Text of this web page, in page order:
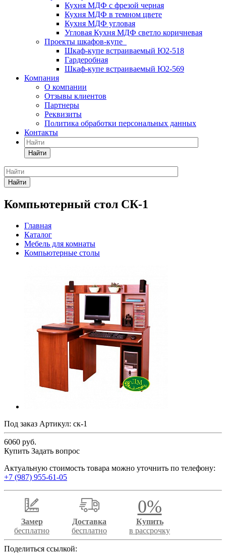
Кухня МДФ с фрезой черная
Кухня МДФ в темном цвете
Кухня МДФ угловая
Угловая Кухня МДФ светло коричневая
Проекты шкафов-купе
Шкаф-купе встраиваемый Ю2-518
Гардеробная
Шкаф-купе встраиваемый Ю2-569
Компания
О компании
Отзывы клиентов
Партнеры
Реквизиты
Политика обработки персональных данных
Контакты
Найти
Найти
Компьютерный стол СК-1
Главная
Каталог
Мебель для комнаты
Компьютерные столы
Под заказ Артикул: ск-1
6060 руб.
Купить Задать вопрос
Актуальную стоимость товара можно уточнить по телефону:
+7 (987) 955-61-05
Замер
бесплатно
Доставка
бесплатно
0%
Купить
в рассрочку
Поделиться ссылкой: